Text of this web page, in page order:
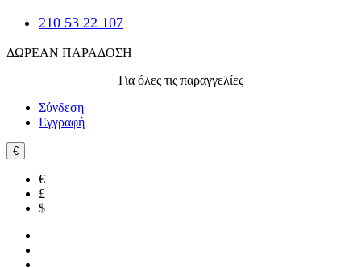
210 53 22 107
ΔΩΡΕΑΝ ΠΑΡΑΔΟΣΗ
Για όλες τις παραγγελίες
Σύνδεση
Εγγραφή
€
€
£
$